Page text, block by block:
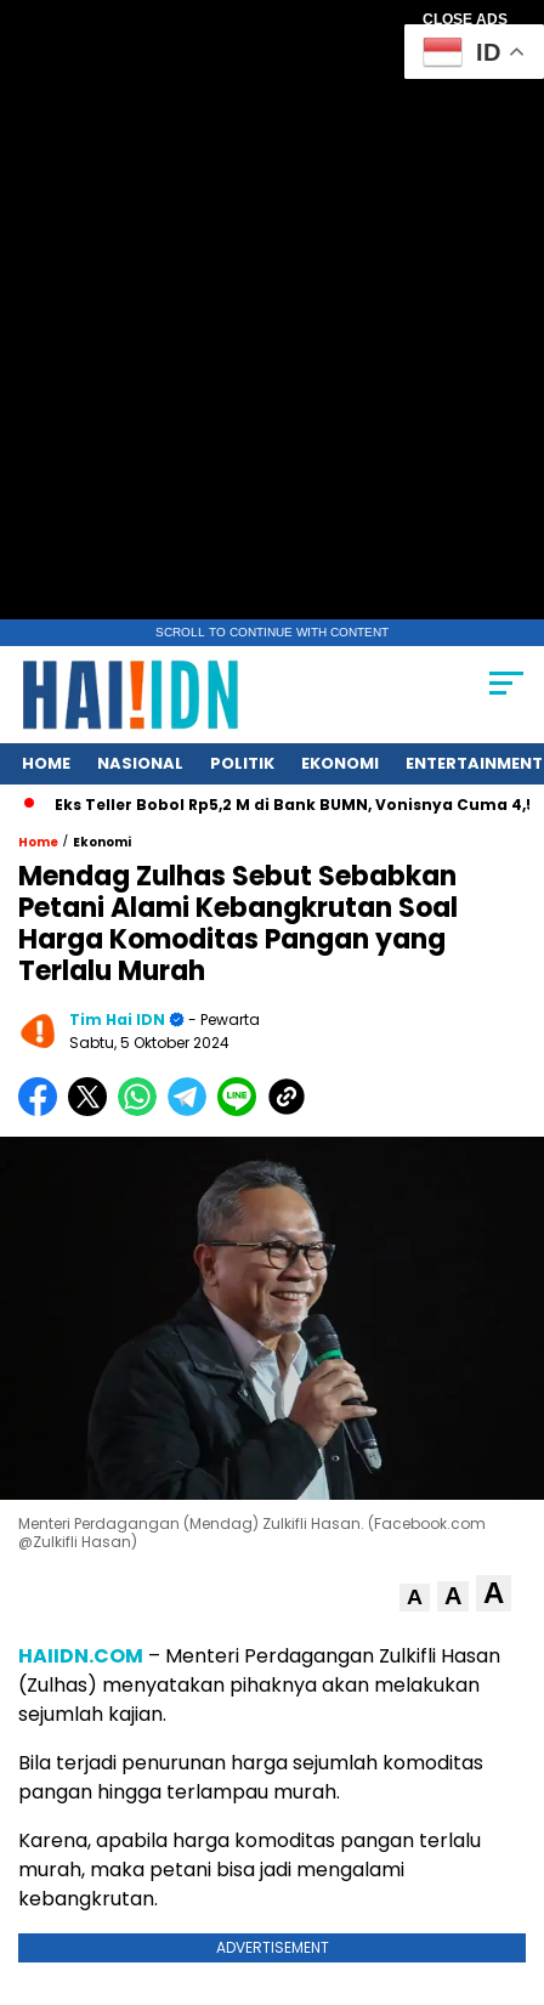
CLOSE ADS
SCROLL TO CONTINUE WITH CONTENT
HOME NASIONAL POLITIK EKONOMI ENTERTAINMENT
Eks Teller Bobol Rp5,2 M di Bank BUMN, Vonisnya Cuma 4,5
Home / Ekonomi
Mendag Zulhas Sebut Sebabkan
Petani Alami Kebangkrutan Soal
Harga Komoditas Pangan yang
Terlalu Murah
Tim Hai IDN
- Pewarta
Sabtu, 5 Oktober 2024
Menteri Perdagangan (Mendag) Zulkifli Hasan. (Facebook.com
@Zulkifli Hasan)
A A A
HAIIDN.COM – Menteri Perdagangan Zulkifli Hasan
(Zulhas) menyatakan pihaknya akan melakukan
sejumlah kajian.
Bila terjadi penurunan harga sejumlah komoditas
pangan hingga terlampau murah.
Karena, apabila harga komoditas pangan terlalu
murah, maka petani bisa jadi mengalami
kebangkrutan.
ADVERTISEMENT
ID